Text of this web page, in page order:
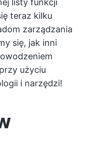
listy funkcji
teraz kilku
zarządzania
się, jak inni
użyciu
i narzędzi!